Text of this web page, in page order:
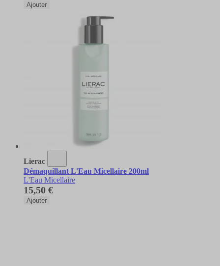
Ajouter
Lierac
Démaquillant L'Eau Micellaire 200ml
L'Eau Micellaire
15,50 €
Ajouter